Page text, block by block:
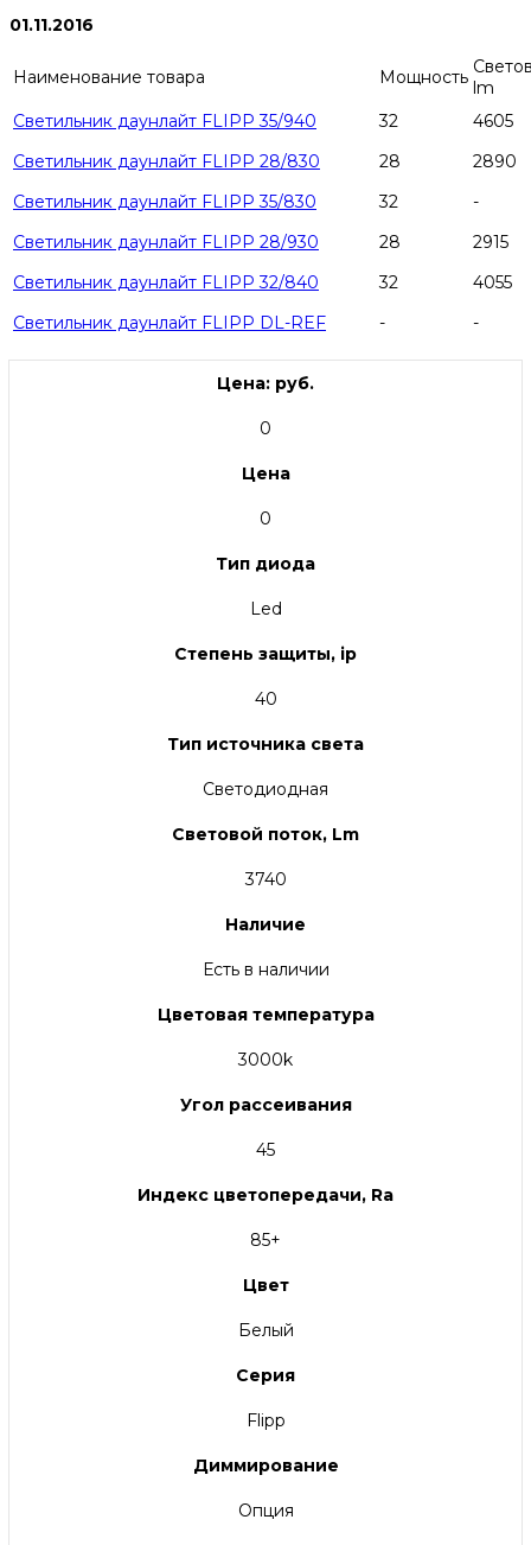
01.11.2016
Наименование товара Мощность lm
Светильник даунлайт FLIPP 35/940
32
4605
Светильник даунлайт FLIPP 28/830
28
2890
Светильник даунлайт FLIPP 35/830
32
-
Светильник даунлайт FLIPP 28/930
28
2915
Светильник даунлайт FLIPP 32/840
32
4055
Светильник даунлайт FLIPP DL-REF
- -
Цена: руб.
0
Цена
0
Тип диода
Led
Степень защиты, ip
40
Тип источника света
Светодиодная
Световой поток, Lm
3740
Наличие
Есть в наличии
Цветовая температура
3000k
Угол рассеивания
45
Индекс цветопередачи, Ra
85+
Цвет
Белый
Серия
Flipp
Диммирование
Опция